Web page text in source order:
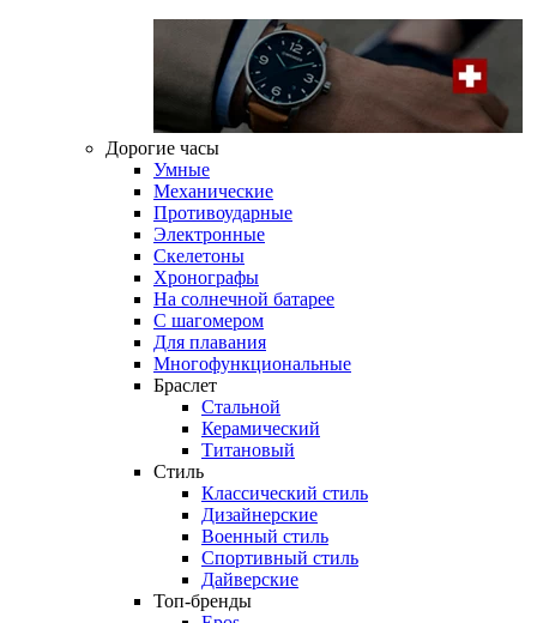
Дорогие часы
Умные
Механические
Противоударные
Электронные
Скелетоны
Хронографы
На солнечной батарее
С шагомером
Для плавания
Многофункциональные
Браслет
Стальной
Керамический
Титановый
Стиль
Классический стиль
Дизайнерские
Военный стиль
Спортивный стиль
Дайверские
Топ-бренды